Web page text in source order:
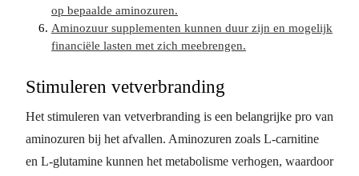
op bepaalde aminozuren.
Aminozuur supplementen kunnen duur zijn en mogelijk
financiële lasten met zich meebrengen.
Stimuleren vetverbranding
Het stimuleren van vetverbranding is een belangrijke pro van
aminozuren bij het afvallen. Aminozuren zoals L-carnitine
en L-glutamine kunnen het metabolisme verhogen, waardoor